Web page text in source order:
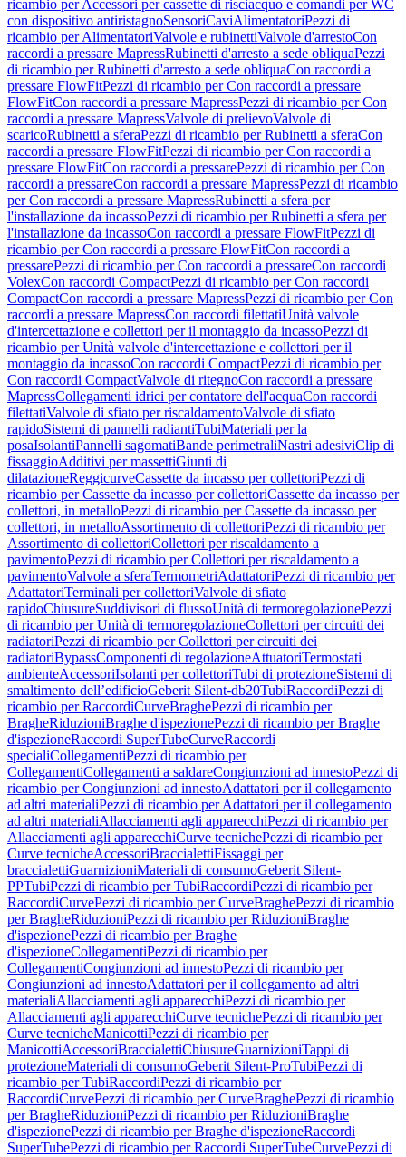
ricambio per Accessori per cassette di risciacquo e comandi per WC
con dispositivo antiristagnoSensoriCaviAlimentatoriPezzi di
ricambio per AlimentatoriValvole e rubinettiValvole d'arrestoCon
raccordi a pressare MapressRubinetti d'arresto a sede obliquaPezzi
di ricambio per Rubinetti d'arresto a sede obliquaCon raccordi a
pressare FlowFitPezzi di ricambio per Con raccordi a pressare
FlowFitCon raccordi a pressare MapressPezzi di ricambio per Con
raccordi a pressare MapressValvole di prelievoValvole di
scaricoRubinetti a sferaPezzi di ricambio per Rubinetti a sferaCon
raccordi a pressare FlowFitPezzi di ricambio per Con raccordi a
pressare FlowFitCon raccordi a pressarePezzi di ricambio per Con
raccordi a pressareCon raccordi a pressare MapressPezzi di ricambio
per Con raccordi a pressare MapressRubinetti a sfera per
l'installazione da incassoPezzi di ricambio per Rubinetti a sfera per
l'installazione da incassoCon raccordi a pressare FlowFitPezzi di
ricambio per Con raccordi a pressare FlowFitCon raccordi a
pressarePezzi di ricambio per Con raccordi a pressareCon raccordi
VolexCon raccordi CompactPezzi di ricambio per Con raccordi
CompactCon raccordi a pressare MapressPezzi di ricambio per Con
raccordi a pressare MapressCon raccordi filettatiUnità valvole
d'intercettazione e collettori per il montaggio da incassoPezzi di
ricambio per Unità valvole d'intercettazione e collettori per il
montaggio da incassoCon raccordi CompactPezzi di ricambio per
Con raccordi CompactValvole di ritegnoCon raccordi a pressare
MapressCollegamenti idrici per contatore dell'acquaCon raccordi
filettatiValvole di sfiato per riscaldamentoValvole di sfiato
rapidoSistemi di pannelli radiantiTubiMateriali per la
posaIsolantiPannelli sagomatiBande perimetraliNastri adesiviClip di
fissaggioAdditivi per massettiGiunti di
dilatazioneReggicurveCassette da incasso per collettoriPezzi di
ricambio per Cassette da incasso per collettoriCassette da incasso per
collettori, in metalloPezzi di ricambio per Cassette da incasso per
collettori, in metalloAssortimento di collettoriPezzi di ricambio per
Assortimento di collettoriCollettori per riscaldamento a
pavimentoPezzi di ricambio per Collettori per riscaldamento a
pavimentoValvole a sferaTermometriAdattatoriPezzi di ricambio per
AdattatoriTerminali per collettoriValvole di sfiato
rapidoChiusureSuddivisori di flussoUnità di termoregolazionePezzi
di ricambio per Unità di termoregolazioneCollettori per circuiti dei
radiatoriPezzi di ricambio per Collettori per circuiti dei
radiatoriBypassComponenti di regolazioneAttuatoriTermostati
ambienteAccessoriIsolanti per collettoriTubi di protezioneSistemi di
smaltimento dell’edificioGeberit Silent-db20TubiRaccordiPezzi di
ricambio per RaccordiCurveBraghePezzi di ricambio per
BragheRiduzioniBraghe d'ispezionePezzi di ricambio per Braghe
d'ispezioneRaccordi SuperTubeCurveRaccordi
specialiCollegamentiPezzi di ricambio per
CollegamentiCollegamenti a saldareCongiunzioni ad innestoPezzi di
ricambio per Congiunzioni ad innestoAdattatori per il collegamento
ad altri materialiPezzi di ricambio per Adattatori per il collegamento
ad altri materialiAllacciamenti agli apparecchiPezzi di ricambio per
Allacciamenti agli apparecchiCurve tecnichePezzi di ricambio per
Curve tecnicheAccessoriBraccialettiFissaggi per
braccialettiGuarnizioniMateriali di consumoGeberit Silent-
PPTubiPezzi di ricambio per TubiRaccordiPezzi di ricambio per
RaccordiCurvePezzi di ricambio per CurveBraghePezzi di ricambio
per BragheRiduzioniPezzi di ricambio per RiduzioniBraghe
d'ispezionePezzi di ricambio per Braghe
d'ispezioneCollegamentiPezzi di ricambio per
CollegamentiCongiunzioni ad innestoPezzi di ricambio per
Congiunzioni ad innestoAdattatori per il collegamento ad altri
materialiAllacciamenti agli apparecchiPezzi di ricambio per
Allacciamenti agli apparecchiCurve tecnichePezzi di ricambio per
Curve tecnicheManicottiPezzi di ricambio per
ManicottiAccessoriBraccialettiChiusureGuarnizioniTappi di
protezioneMateriali di consumoGeberit Silent-ProTubiPezzi di
ricambio per TubiRaccordiPezzi di ricambio per
RaccordiCurvePezzi di ricambio per CurveBraghePezzi di ricambio
per BragheRiduzioniPezzi di ricambio per RiduzioniBraghe
d'ispezionePezzi di ricambio per Braghe d'ispezioneRaccordi
SuperTubePezzi di ricambio per Raccordi SuperTubeCurvePezzi di